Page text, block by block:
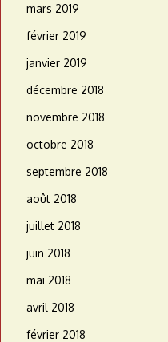
mars 2019
février 2019
janvier 2019
décembre 2018
novembre 2018
octobre 2018
septembre 2018
août 2018
juillet 2018
juin 2018
mai 2018
avril 2018
février 2018